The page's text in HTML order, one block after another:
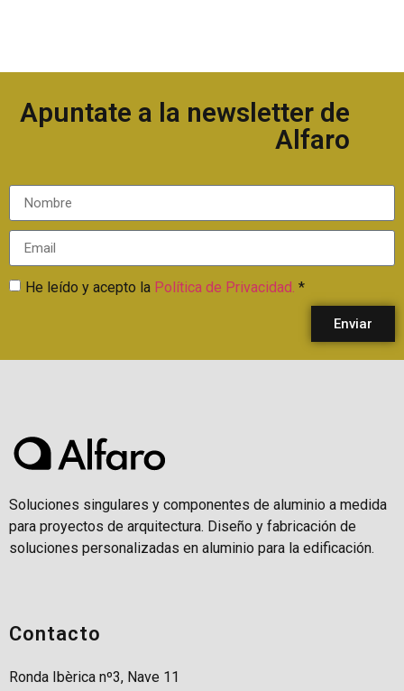
Apuntate a la newsletter de
Alfaro
He leído y acepto la Política de Privacidad. *
Enviar
Soluciones singulares y componentes de aluminio a medida
para proyectos de arquitectura. Diseño y fabricación de
soluciones personalizadas en aluminio para la edificación.
Contacto
Ronda Ibèrica nº3, Nave 11